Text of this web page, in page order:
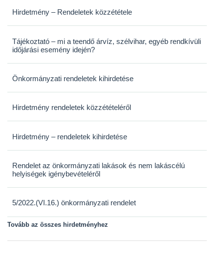
Hirdetmény – Rendeletek közzététele
Tájékoztató – mi a teendő árvíz, szélvihar, egyéb rendkívüli
időjárási esemény idején?
Önkormányzati rendeletek kihirdetése
Hirdetmény rendeletek közzétételéről
Hirdetmény – rendeletek kihirdetése
Rendelet az önkormányzati lakások és nem lakáscélú
helyiségek igénybevételéről
5/2022.(VI.16.) önkormányzati rendelet
Tovább az összes hirdetményhez